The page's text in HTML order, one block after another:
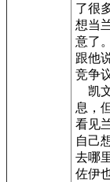
了很
想当
意了
跟他
竞争
凯
息，
看见
自己
去哪
佐伊